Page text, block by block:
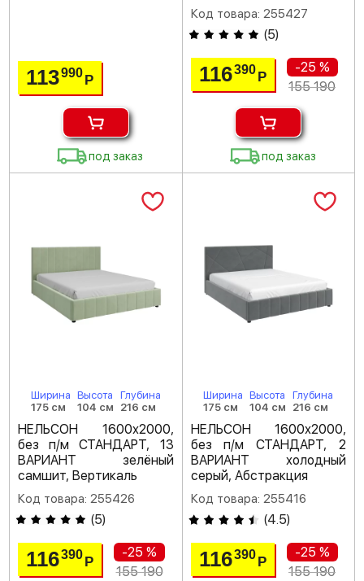
113990 Р
под заказ
Код товара: 255427
(5)
116390 Р
-25 %
155 190
под заказ
Ширина
175 см
Высота
104 см
Глубина
216 см
НЕЛЬСОН 1600х2000,
без п/м СТАНДАРТ, 13
ВАРИАНТ зелёный
самшит, Вертикаль
Код товара: 255426
(5)
116390 Р
-25 %
155 190
Ширина
175 см
Высота
104 см
Глубина
216 см
НЕЛЬСОН 1600х2000,
без п/м СТАНДАРТ, 2
ВАРИАНТ холодный
серый, Абстракция
Код товара: 255416
(4.5)
116390 Р
-25 %
155 190